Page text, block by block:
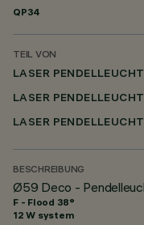
QP34
TEIL VON
LASER
BESCHREIBUNG
Ø59 Deco -
F - Flood 38°
12 W system